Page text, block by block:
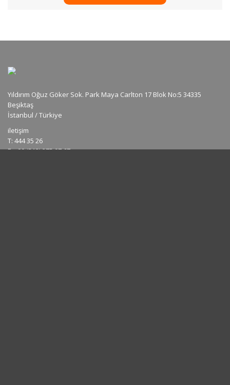
Yıldırım Oğuz Göker Sok. Park Maya Carlton 17 Blok No:5 34335
Beşiktaş
İstanbul / Türkiye
iletişim
T: 444 35 26
F: +90 (212) 275 07 67